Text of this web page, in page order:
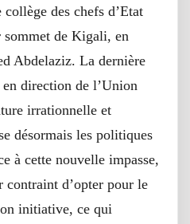
des chefs d’Etat
de Kigali, en
Abdelaziz. La dernière
direction de l’Union
irrationnelle et
désormais les politiques
à cette nouvelle impasse,
d’opter pour le
initiative, ce qui